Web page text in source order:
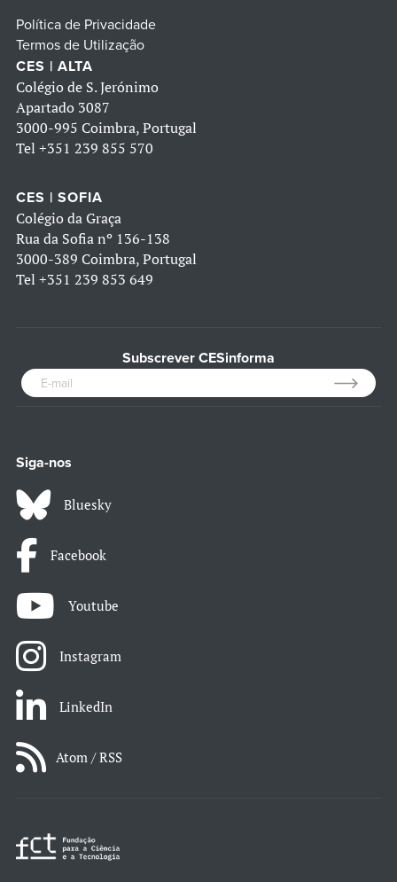
Política de Privacidade
Termos de Utilização
CES | ALTA
Colégio de S. Jerónimo
Apartado 3087
3000-995 Coimbra, Portugal
Tel +351 239 855 570
CES | SOFIA
Colégio da Graça
Rua da Sofia nº 136-138
3000-389 Coimbra, Portugal
Tel +351 239 853 649
Subscrever CESinforma
Siga-nos
Bluesky
Facebook
Youtube
Instagram
LinkedIn
Atom / RSS